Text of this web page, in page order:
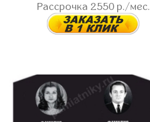
Рассрочка 2550р./мес.